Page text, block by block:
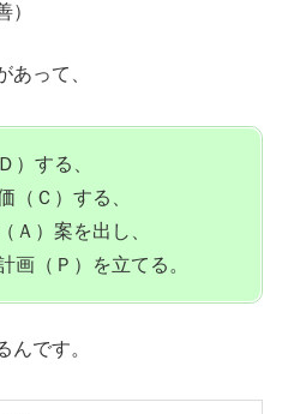
）
あって、
）する、
（Ｃ）する、
Ａ）案を出し、
画（Ｐ）を立てる。
んです。